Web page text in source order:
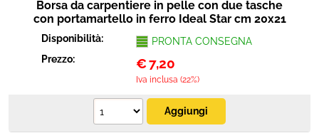
Borsa da carpentiere in pelle con due tasche
con portamartello in ferro Ideal Star cm 20x21
Disponibilità:
PRONTA CONSEGNA
Prezzo:
€7,20
Iva inclusa (22%)